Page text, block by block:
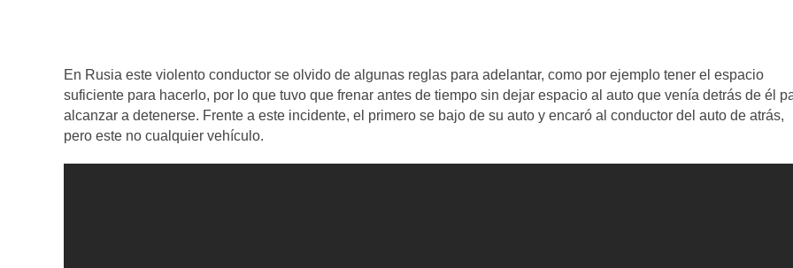
En Rusia este violento conductor se olvido de algunas reglas para adelantar, como por ejemplo tener el espacio
suficiente para hacerlo, por lo que tuvo que frenar antes de tiempo sin dejar espacio al auto que venía detrás de él
alcanzar a detenerse. Frente a este incidente, el primero se bajo de su auto y encaró al conductor del auto de atrás,
pero este no cualquier vehículo.